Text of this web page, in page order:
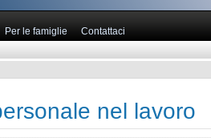
Per le famiglie Contattaci
nel lavoro